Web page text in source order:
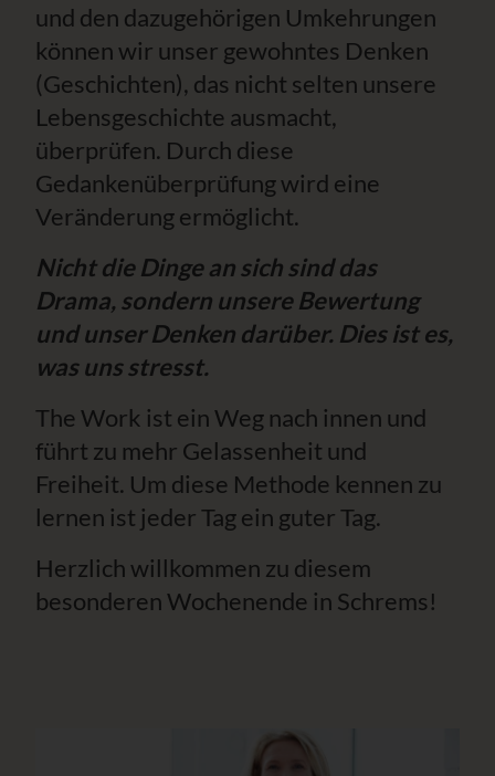
und den dazugehörigen Umkehrungen
können wir unser gewohntes Denken
(Geschichten), das nicht selten unsere
Lebensgeschichte ausmacht,
überprüfen. Durch diese
Gedankenüberprüfung wird eine
Veränderung ermöglicht.
Nicht die Dinge an sich sind das
Drama, sondern unsere Bewertung
und unser Denken darüber. Dies ist es,
was uns stresst.
The Work ist ein Weg nach innen und
führt zu mehr Gelassenheit und
Freiheit. Um diese Methode kennen zu
lernen ist jeder Tag ein guter Tag.
Herzlich willkommen zu diesem
besonderen Wochenende in Schrems!